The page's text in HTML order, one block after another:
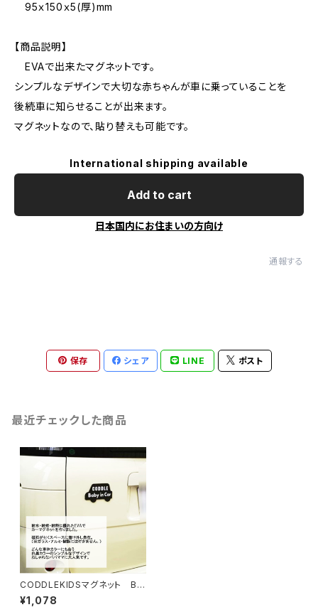
95ｘ150ｘ5(厚)mm
【商品説明】
EVAで出来たマグネットです。
シンプルなデザインで大切な赤ちゃんが車に乗っていることを
後続車に知らせることが出来ます。
マグネットなので、貼り替えも可能です。
International shipping available
Add to cart
日本国内にお住まいの方向け
通報する
保存 シェア LINE ポスト
最近チェックした商品
CODDLEKIDSマグネット Ba
by in car
¥1,078